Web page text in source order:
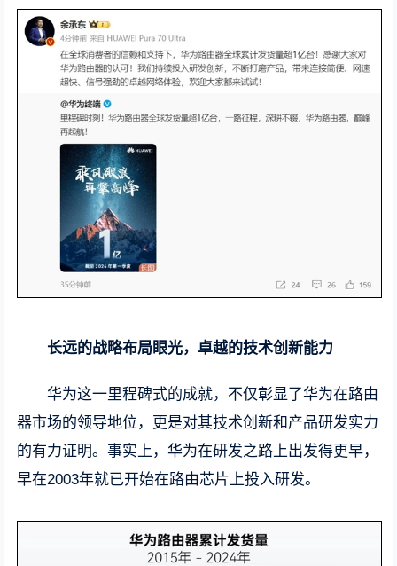
长远的战略布局眼光，卓越的技术创新能力
华为这一里程碑式的成就，不仅彰显了华为在路由
器市场的领导地位，更是对其技术创新和产品研发实力
的有力证明。事实上，华为在研发之路上出发得更早，
早在2003年就已开始在路由芯片上投入研发。